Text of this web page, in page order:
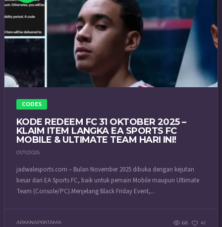
CODES
KODE REDEEM FC 31 OKTOBER 2025 –
KLAIM ITEM LANGKA EA SPORTS FC
MOBILE & ULTIMATE TEAM HARI INI!
01/11/2025
jadwalesports.com – Bulan November 2025 dibuka dengan kejutan
besar dari EA Sports FC, baik untuk pemain Mobile maupun Ultimate
Team (Console/PC).Menjelang Black Friday Event,...
ARKANAPRATAMA 68 41